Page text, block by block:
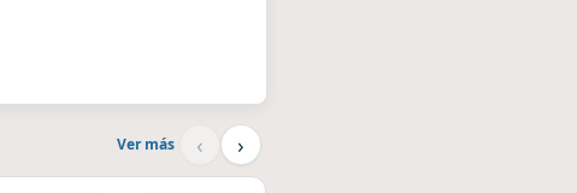
Ver más ‹ ›